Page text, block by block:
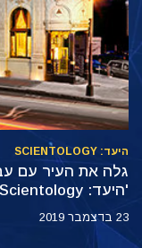
היעד: SCIENTOLOGY
גלה את העיר עם
'היעד: Scientology, סן-פרנסיסקו'
23 בדצמבר 2019